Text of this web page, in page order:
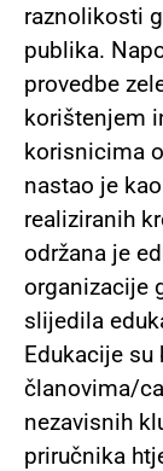
raznolikosti
publika.
provedbe
korištenjem
korisnicima
nastao je
realiziranih
održana je
organizacije
slijedila
Edukacije
članovima/
nezavisnih
priručnika